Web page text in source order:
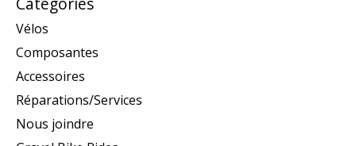
Vélos
Composantes
Accessoires
Réparations/Services
Nous joindre